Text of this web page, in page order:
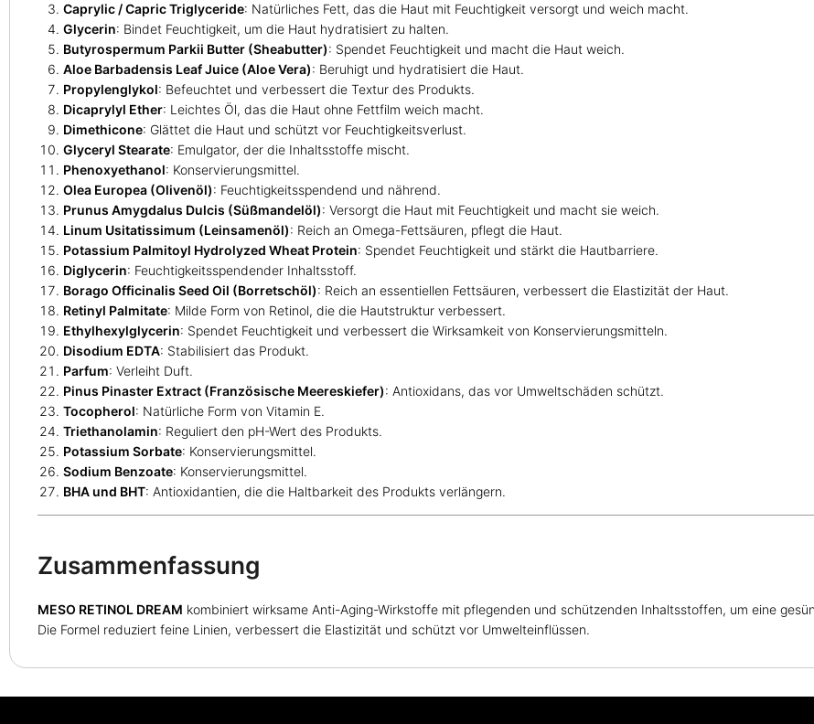
Caprylic / Capric Triglyceride: Natürliches Fett, das die Haut mit Feuchtigkeit versorgt und weich macht.
Glycerin: Bindet Feuchtigkeit, um die Haut hydratisiert zu halten.
Butyrospermum Parkii Butter (Sheabutter): Spendet Feuchtigkeit und macht die Haut weich.
Aloe Barbadensis Leaf Juice (Aloe Vera): Beruhigt und hydratisiert die Haut.
Propylenglykol: Befeuchtet und verbessert die Textur des Produkts.
Dicaprylyl Ether: Leichtes Öl, das die Haut ohne Fettfilm weich macht.
Dimethicone: Glättet die Haut und schützt vor Feuchtigkeitsverlust.
Glyceryl Stearate: Emulgator, der die Inhaltsstoffe mischt.
Phenoxyethanol: Konservierungsmittel.
Olea Europea (Olivenöl): Feuchtigkeitsspendend und nährend.
Prunus Amygdalus Dulcis (Süßmandelöl): Versorgt die Haut mit Feuchtigkeit und macht sie weich.
Linum Usitatissimum (Leinsamenöl): Reich an Omega-Fettsäuren, pflegt die Haut.
Potassium Palmitoyl Hydrolyzed Wheat Protein: Spendet Feuchtigkeit und stärkt die Hautbarriere.
Diglycerin: Feuchtigkeitsspendender Inhaltsstoff.
Borago Officinalis Seed Oil (Borretschöl): Reich an essentiellen Fettsäuren, verbessert die Elastizität der Haut.
Retinyl Palmitate: Milde Form von Retinol, die die Hautstruktur verbessert.
Ethylhexylglycerin: Spendet Feuchtigkeit und verbessert die Wirksamkeit von Konservierungsmitteln.
Disodium EDTA: Stabilisiert das Produkt.
Parfum: Verleiht Duft.
Pinus Pinaster Extract (Französische Meereskiefer): Antioxidans, das vor Umweltschäden schützt.
Tocopherol: Natürliche Form von Vitamin E.
Triethanolamin: Reguliert den pH-Wert des Produkts.
Potassium Sorbate: Konservierungsmittel.
Sodium Benzoate: Konservierungsmittel.
BHA und BHT: Antioxidantien, die die Haltbarkeit des Produkts verlängern.
Zusammenfassung
MESO RETINOL DREAM kombiniert wirksame Anti-Aging-Wirkstoffe mit pflegenden und schützenden Inhaltsstoffen, um eine
Die Formel reduziert feine Linien, verbessert die Elastizität und schützt vor Umwelteinflüssen.